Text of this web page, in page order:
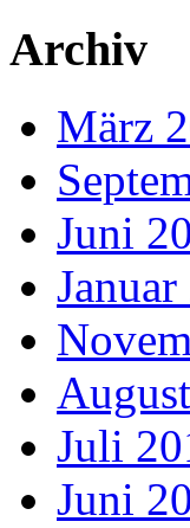
Archiv
März
Juni
Juli
Juni